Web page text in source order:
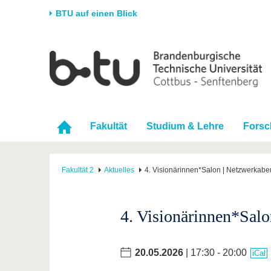
BTU auf einen Blick
Universität
Karriere & Engagement
Forschung
Förderung Im
Fakultät Studium & Lehre
Fakultät 2 Aktuelles 4. Visionärinnen*Salon |
4.
20.05.2026| 17:30 - 20:00 iCal